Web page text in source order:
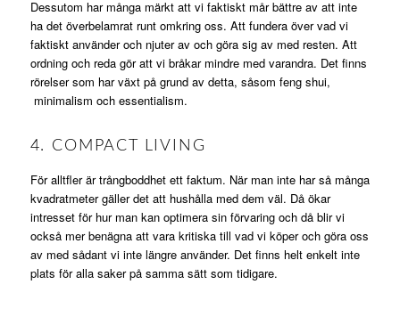
Dessutom har många märkt att vi faktiskt mår bättre av att inte
ha det överbelamrat runt omkring oss. Att fundera över vad vi
faktiskt använder och njuter av och göra sig av med resten. Att
ordning och reda gör att vi bråkar mindre med varandra. Det finns
rörelser som har växt på grund av detta, såsom feng shui,
minimalism och essentialism.
4. COMPACT LIVING
För alltfler är trångboddhet ett faktum. När man inte har så många
kvadratmeter gäller det att hushålla med dem väl. Då ökar
intresset för hur man kan optimera sin förvaring och då blir vi
också mer benägna att vara kritiska till vad vi köper och göra oss
av med sådant vi inte längre använder. Det finns helt enkelt inte
plats för alla saker på samma sätt som tidigare.